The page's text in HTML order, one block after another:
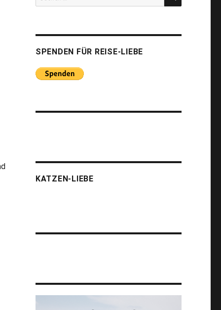
nach:
SPENDEN FÜR REISE-LIEBE
KATZEN-LIEBE